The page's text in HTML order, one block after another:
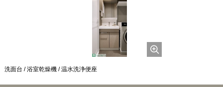
洗面台 / 浴室乾燥機 / 温水洗浄便座